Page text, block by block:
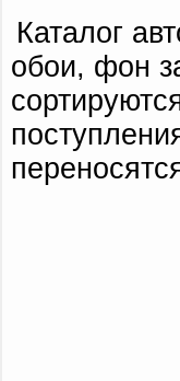
Каталог
обои, фон